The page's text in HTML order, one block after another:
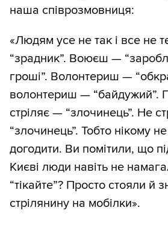
наша співрозмовниця:
«Людям усе не так і все не
“зрадник”. Воюєш —
гроші”. Волонтериш —
волонтериш — “байдужий”.
стріляє — “злочинець”. Не
“злочинець”. Тобто нікому
догодити. Ви помітили, що
Києві люди навіть не
“тікайте”? Просто стояли й
стрілянину на мобілки».